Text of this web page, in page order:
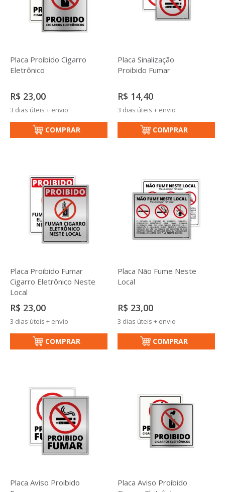
Placa Proibido Cigarro
Eletrônico
R$ 23,00
3 dias úteis + envio
COMPRAR
Placa Sinalização
Proibido Fumar
R$ 14,40
3 dias úteis + envio
COMPRAR
Placa Proibido Fumar
Cigarro Eletrônico Neste
Local
R$ 23,00
3 dias úteis + envio
COMPRAR
Placa Não Fume Neste
Local
R$ 23,00
3 dias úteis + envio
COMPRAR
Placa Aviso Proibido
Placa Aviso Proibido